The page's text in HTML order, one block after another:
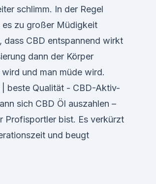
schlimm. In der Regel
es zu großer Müdigkeit
dass CBD entspannend wirkt
dann der Körper
und man müde wird.
beste Qualität - CBD-Aktiv-
sich CBD Öl auszahlen –
Profisportler bist. Es verkürzt
und beugt